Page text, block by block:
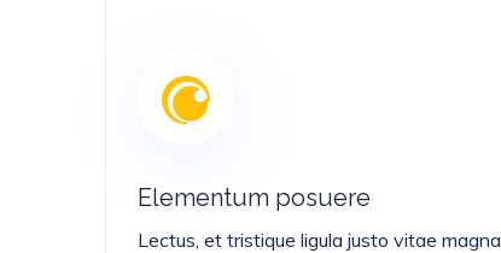
Elementum posuere
Lectus, et tristique ligula justo vitae magna